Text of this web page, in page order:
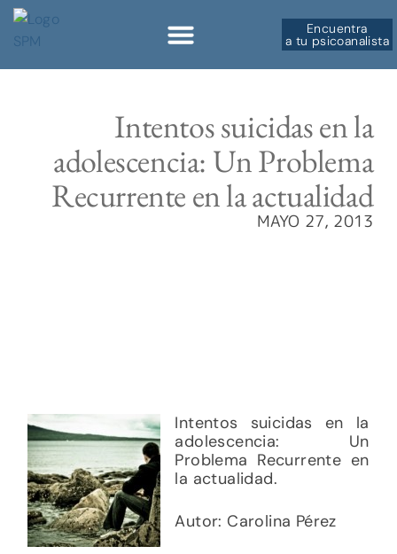
Encuentra
a tu psicoanalista
Intentos suicidas en la
adolescencia: Un Problema
Recurrente en la actualidad
MAYO 27, 2013
Intentos suicidas en la
adolescencia: Un
Problema Recurrente en
la actualidad.
Autor: Carolina Pérez